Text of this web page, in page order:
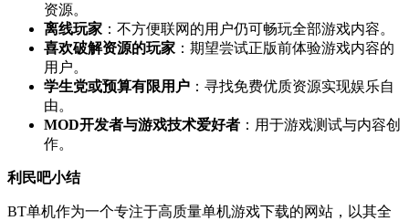
资源。
离线玩家 ：不方便联网的用户仍可畅玩全部游戏内容。
喜欢破解资源的玩家 ：期望尝试正版前体验游戏内容的
用户。
学生党或预算有限用户 ：寻找免费优质资源实现娱乐自
由。
MOD开发者与游戏技术爱好者 ：用于游戏测试与内容创
作。
利民吧小结
BT单机作为一个专注于高质量单机游戏下载的网站，以其全